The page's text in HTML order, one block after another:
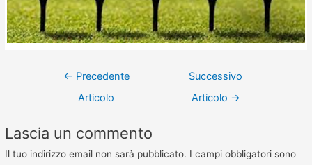
← Precedente
Articolo
Successivo
Articolo →
Lascia un commento
Il tuo indirizzo email non sarà pubblicato. I campi obbligatori sono